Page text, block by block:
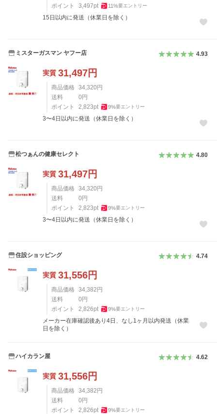
ポイント
3,497pt 11%要エントリー
15日以内に発送（休業日を除く）
ミスターガスマン ヤフー店 4.93
実質 31,497円
商品価格 34,320 円
送料
0 円
ポイント
2,823pt 9%要エントリー
3〜4日以内に発送（休業日を除く）
松つぁんの健康セレクト 4.80
実質 31,497円
商品価格 34,320 円
送料
0 円
ポイント
2,823pt 9%要エントリー
3〜4日以内に発送（休業日を除く）
住設ショッピング 4.74
実質 31,556円
商品価格 34,382 円
送料
0 円
ポイント
2,826pt 9%要エントリー
メーカー在庫確認後あり4日、なし1ヶ月以内発送（休業
日を除く）
ハイカラン屋 4.62
実質 31,556円
商品価格 34,382 円
送料
0 円
ポイント
2,826pt 9%要エントリー